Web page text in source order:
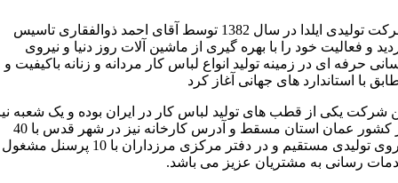
شرکت تولیدی ایلدا در سال 1382 توسط آقای احمد ذوالفقاری تاسیس
و فعالیت خود را با بهره گیری از ماشین آلات روز دنیا و نیروی
حرفه ای در زمینه تولید انواع لباس کار مردانه و زنانه باکیفیت و
با استاندارد های جهانی آغاز کرد
شرکت یکی از قطب های تولید لباس کار در ایران بوده و یک شعبه
در کشور عمان استان مسقط و آدرس کارخانه نیز در شهر قدس با 40
نیروی تولیدی مستقیم و در دفتر مرکزی مرزداران با 10 پرسنل مشغول
رسانی به مشتریان عزیز می باشد.